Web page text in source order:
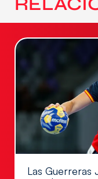
Las Guerreras